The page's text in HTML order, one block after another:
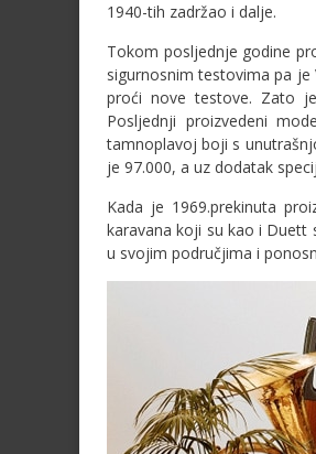
1940-tih zadržao i dalje.
Tokom posljednje godine
sigurnosnim testovima pa
proći nove testove. Zato
Posljednji proizvedeni
tamnoplavoj boji s
je 97.000, a uz dodatak
Kada je 1969.prekinuta
karavana koji su kao i Duett
u svojim područjima i